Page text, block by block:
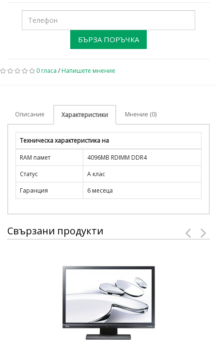
БЪРЗА ПОРЪЧКА
0 гласа /Напишете мнение
Описание Характеристики Мнение (0)
Техническа характеристика на
RAM памет
4096MB RDIMM DDR4
Статус
A клас
Гаранция
6 месеца
Свързани продукти